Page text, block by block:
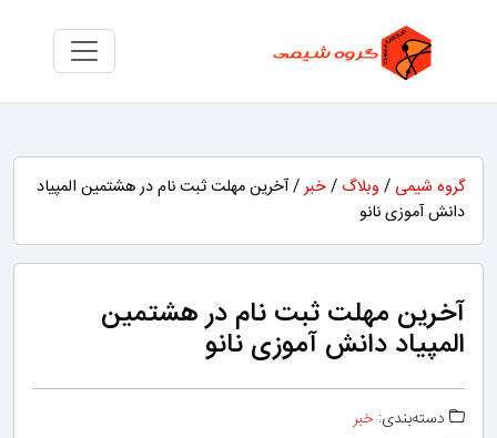
گروه شیمی / وبلاگ /خبر/ آخرین مهلت ثبت نام در هشتمین المپیاد
دانش آموزی نانو
آخرین مهلت ثبت نام در هشتمین
المپیاد دانش آموزی نانو
دسته‌بندی: خبر